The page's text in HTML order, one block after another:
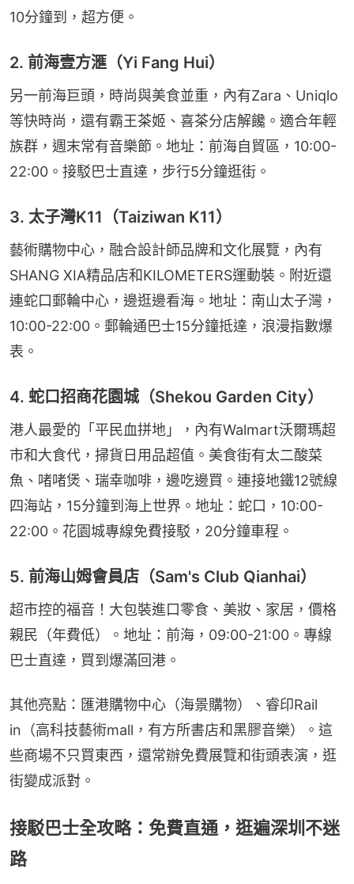
10分鐘到，超方便。
2. 前海壹方滙（Yi Fang Hui）
另一前海巨頭，時尚與美食並重，內有Zara、Uniqlo
等快時尚，還有霸王茶姬、喜茶分店解饞。適合年輕
族群，週末常有音樂節。地址：前海自貿區，10:00-
22:00。接駁巴士直達，步行5分鐘逛街。
3. 太子灣K11（Taiziwan K11）
藝術購物中心，融合設計師品牌和文化展覽，內有
SHANG XIA精品店和KILOMETERS運動裝。附近還
連蛇口郵輪中心，邊逛邊看海。地址：南山太子灣，
10:00-22:00。郵輪通巴士15分鐘抵達，浪漫指數爆
表。
4. 蛇口招商花園城（Shekou Garden City）
港人最愛的「平民血拼地」，內有Walmart沃爾瑪超
市和大食代，掃貨日用品超值。美食街有太二酸菜
魚、啫啫煲、瑞幸咖啡，邊吃邊買。連接地鐵12號線
四海站，15分鐘到海上世界。地址：蛇口，10:00-
22:00。花園城專線免費接駁，20分鐘車程。
5. 前海山姆會員店（Sam's Club Qianhai）
超市控的福音！大包裝進口零食、美妝、家居，價格
親民（年費低）。地址：前海，09:00-21:00。專線
巴士直達，買到爆滿回港。
其他亮點：匯港購物中心（海景購物）、睿印Rail
in（高科技藝術mall，有方所書店和黑膠音樂）。這
些商場不只買東西，還常辦免費展覽和街頭表演，逛
街變成派對。
接駁巴士全攻略：免費直通，逛遍深圳不迷
路